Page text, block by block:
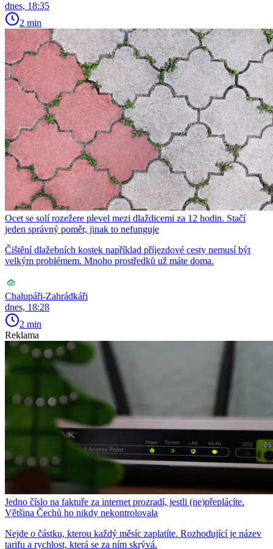
dnes, 18:35
2 min
Ocet se solí rozežere plevel mezi dlaždicemi za 12 hodin. Stačí
jeden správný poměr, jinak to nefunguje
Čištění dlažebních kostek například příjezdové cesty nemusí být
velkým problémem. Mnoho prostředků už máte doma.
Chalupáři-Zahrádkáři
dnes, 18:28
2 min
Reklama
Jedno číslo na faktuře za internet prozradí, jestli (ne)přeplácíte.
Většina Čechů ho nikdy nekontrolovala
Nejde o částku, kterou každý měsíc zaplatíte. Rozhodující je název
tarifu a rychlost, která se za ním skrývá.